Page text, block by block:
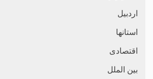
اردبیل
استانها
اقتصادی
بین الملل